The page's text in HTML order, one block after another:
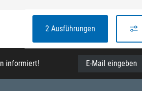
2 Ausführungen
informiert! E-Mail eingeben